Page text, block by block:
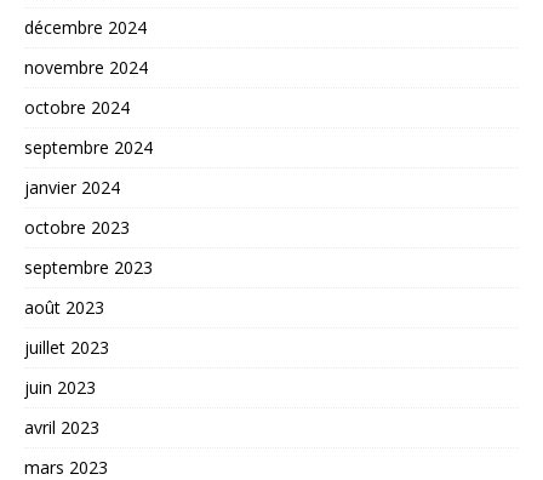
décembre 2024
novembre 2024
octobre 2024
septembre 2024
janvier 2024
octobre 2023
septembre 2023
août 2023
juillet 2023
juin 2023
avril 2023
mars 2023